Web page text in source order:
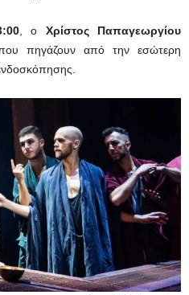
, ο Χρίστος Παπαγεωργίου
που πηγάζουν από την εσώτερη